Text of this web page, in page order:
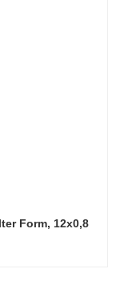
Form, 12x0,8